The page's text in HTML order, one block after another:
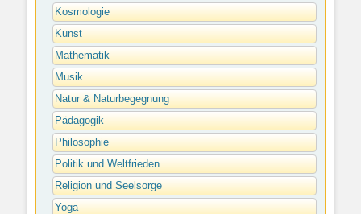
Kosmologie
Kunst
Mathematik
Musik
Natur & Naturbegegnung
Pädagogik
Philosophie
Politik und Weltfrieden
Religion und Seelsorge
Yoga